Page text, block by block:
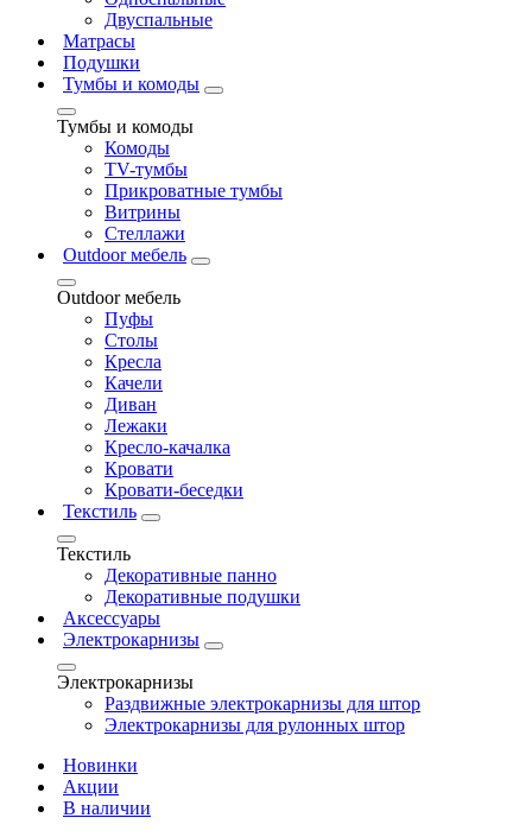
Двуспальные
Матрасы
Подушки
Тумбы и комоды
Тумбы и комоды
Комоды
ТV-тумбы
Прикроватные тумбы
Витрины
Стеллажи
Outdoor мебель
Outdoor мебель
Пуфы
Столы
Кресла
Качели
Диван
Лежаки
Кресло-качалка
Кровати
Кровати-беседки
Текстиль
Текстиль
Декоративные панно
Декоративные подушки
Аксессуары
Электрокарнизы
Электрокарнизы
Раздвижные электрокарнизы для штор
Электрокарнизы для рулонных штор
Новинки
Акции
В наличии